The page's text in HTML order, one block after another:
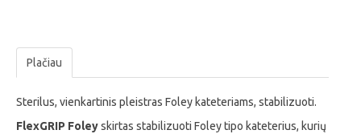
Plačiau
Sterilus, vienkartinis pleistras Foley kateteriams, stabilizuoti.
FlexGRIP Foleyskirtas stabilizuoti Foley tipo kateterius, kurių